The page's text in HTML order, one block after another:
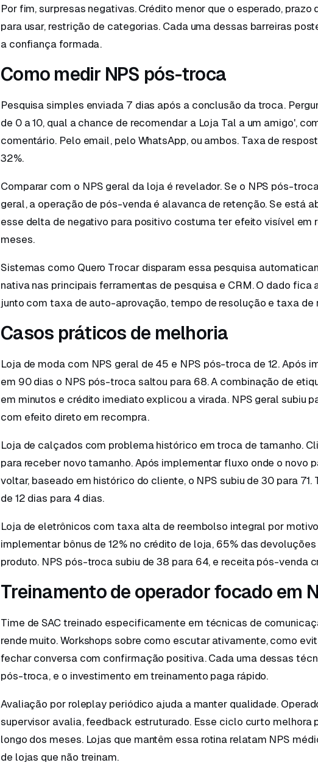
Por fim, surpresas negativas. Crédito menor que o esperado,
para usar, restrição de categorias. Cada uma dessas barreiras
a confiança formada.
Como medir NPS pós-troca
Pesquisa simples enviada 7 dias após a conclusão da troca.
de 0 a 10, qual a chance de recomendar a Loja Tal a um amigo',
comentário. Pelo email, pelo WhatsApp, ou ambos. Taxa de
32%.
Comparar com o NPS geral da loja é revelador. Se o NPS pós-
geral, a operação de pós-venda é alavanca de retenção. Se está
esse delta de negativo para positivo costuma ter efeito visível em
meses.
Sistemas como Quero Trocar disparam essa pesquisa
nativa nas principais ferramentas de pesquisa e CRM. O dado fica
junto com taxa de auto-aprovação, tempo de resolução e taxa de
Casos práticos de melhoria
Loja de moda com NPS geral de 45 e NPS pós-troca de 12. Após
em 90 dias o NPS pós-troca saltou para 68. A combinação de
em minutos e crédito imediato explicou a virada. NPS geral subiu
com efeito direto em recompra.
Loja de calçados com problema histórico em troca de tamanho.
para receber novo tamanho. Após implementar fluxo onde o novo
voltar, baseado em histórico do cliente, o NPS subiu de 30 para
de 12 dias para 4 dias.
Loja de eletrônicos com taxa alta de reembolso integral por
implementar bônus de 12% no crédito de loja, 65% das
produto. NPS pós-troca subiu de 38 para 64, e receita pós-venda
Treinamento de operador focado em
Time de SAC treinado especificamente em técnicas de
rende muito. Workshops sobre como escutar ativamente, como
fechar conversa com confirmação positiva. Cada uma dessas
pós-troca, e o investimento em treinamento paga rápido.
Avaliação por roleplay periódico ajuda a manter qualidade.
supervisor avalia, feedback estruturado. Esse ciclo curto melhora
longo dos meses. Lojas que mantêm essa rotina relatam NPS
de lojas que não treinam.